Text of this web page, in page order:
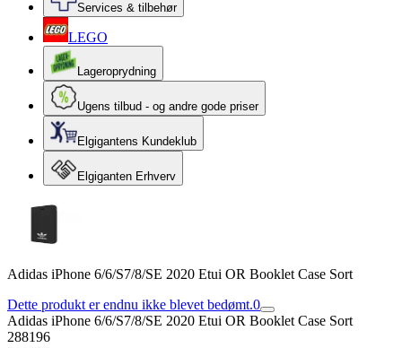
Services & tilbehør
LEGO
Lageroprydning
Ugens tilbud - og andre gode priser
Elgigantens Kundeklub
Elgiganten Erhverv
Adidas iPhone 6/6/S7/8/SE 2020 Etui OR Booklet Case Sort
Dette produkt er endnu ikke blevet bedømt.0
Adidas iPhone 6/6/S7/8/SE 2020 Etui OR Booklet Case Sort
288196